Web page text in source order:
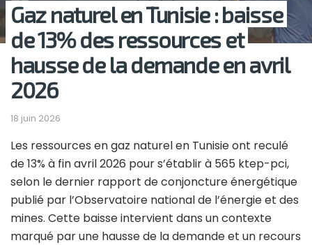
Gaz naturel en Tunisie : baisse
de 13% des ressources et
hausse de la demande en avril
2026
18 juin 2026
Les ressources en gaz naturel en Tunisie ont reculé
de 13% à fin avril 2026 pour s’établir à 565 ktep-pci,
selon le dernier rapport de conjoncture énergétique
publié par l’Observatoire national de l’énergie et des
mines. Cette baisse intervient dans un contexte
marqué par une hausse de la demande et un recours